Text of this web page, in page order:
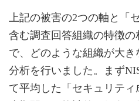
上記の被害の2つの軸と「
含む調査回答組織の特徴の
で、どのような組織が大
分析を行いました。まず
て平均した「セキュリテ